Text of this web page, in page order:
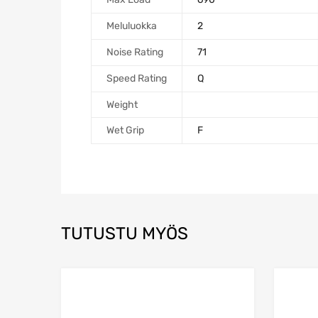
Meluluokka 2
Noise Rating 71
Speed Rating Q
Weight
Wet Grip F
TUTUSTU MYÖS